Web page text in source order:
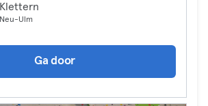
Klettern
Neu-Ulm
Ga door